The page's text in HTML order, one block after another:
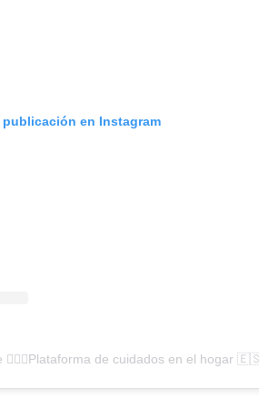
publicación en Instagram